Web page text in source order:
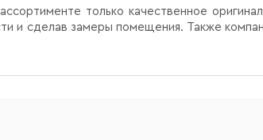
только качественное
и сделав замеры помещения. Также